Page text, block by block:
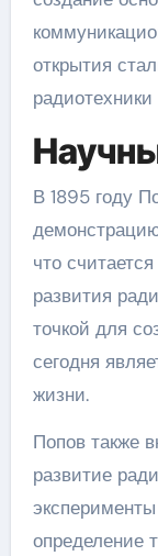
открытия
В 1895 году
что
развития
точкой для
сегодня
жизни.
Попов также
развитие
определение